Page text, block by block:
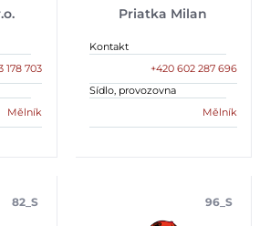
178 703
Mělník
Priatka Milan
Kontakt
+420 602 287 696
Sídlo, provozovna
Mělník
82_S 96_S